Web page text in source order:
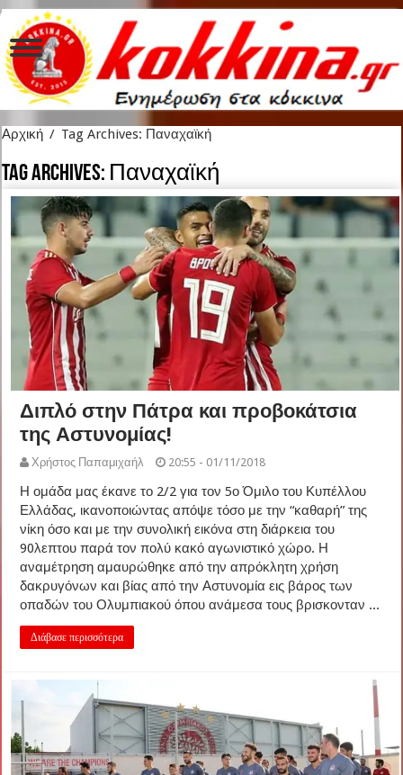
Αρχική / Tag Archives: Παναχαϊκή
Tag Archives: Παναχαϊκή
Διπλό στην Πάτρα και προβοκάτσια
της Αστυνομίας!
Χρήστος Παπαμιχαήλ 20:55 - 01/11/2018
Η ομάδα μας έκανε το 2/2 για τον 5ο Όμιλο του Κυπέλλου
Ελλάδας, ικανοποιώντας απόψε τόσο με την “καθαρή” της
νίκη όσο και με την συνολική εικόνα στη διάρκεια του
90λεπτου παρά τον πολύ κακό αγωνιστικό χώρο. Η
αναμέτρηση αμαυρώθηκε από την απρόκλητη χρήση
δακρυγόνων και βίας από την Αστυνομία εις βάρος των
οπαδών του Ολυμπιακού όπου ανάμεσα τους βρισκονταν ...
Διάβασε περισσότερα